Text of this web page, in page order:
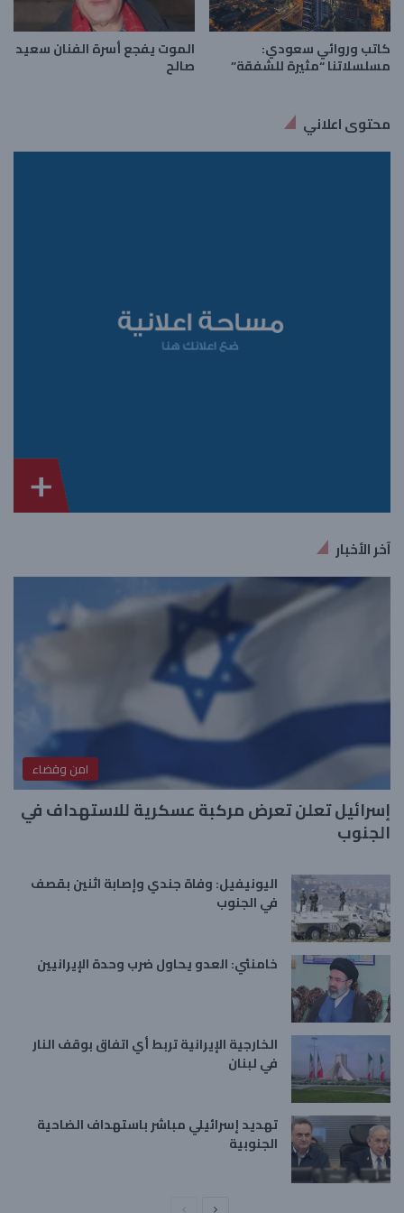
كاتب وروائي سعودي:
مسلسلاتنا “مثيرة للشفقة”
الموت يفجع أسرة الفنان سعيد
صالح
محتوى اعلاني
آخر الأخبار
امن وقضاء
إسرائيل تعلن تعرض مركبة عسكرية للاستهداف في
الجنوب
اليونيفيل: وفاة جندي وإصابة اثنين بقصف
في الجنوب
خامنئي: العدو يحاول ضرب وحدة الإيرانيين
الخارجية الإيرانية تربط أي اتفاق بوقف النار
في لبنان
تهديد إسرائيلي مباشر باستهداف الضاحية
الجنوبية